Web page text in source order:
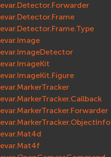
evar.Detector.Forwarder
evar.Detector.Frame
evar.Detector.Frame.Type
evar.Image
evar.ImageDetector
evar.ImageKit
evar.ImageKit.Figure
evar.MarkerTracker
evar.MarkerTracker.Callback
evar.MarkerTracker.Forwarder
evar.MarkerTracker.ObjectInfo
evar.Mat4d
evar.Mat4f